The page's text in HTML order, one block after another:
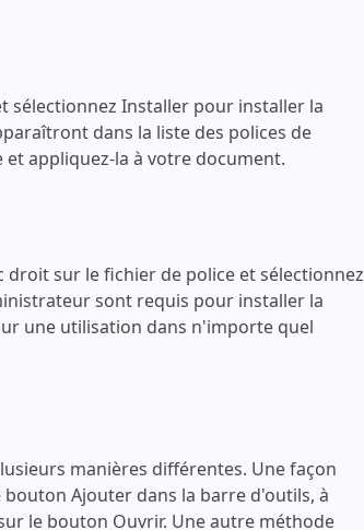
sélectionnez Installer pour installer la
dans la liste des polices de
appliquez-la à votre document.
sur le fichier de police et sélectionnez
sont requis pour installer la
une utilisation dans n'importe quel
manières différentes. Une façon
Ajouter dans la barre d'outils, à
le bouton Ouvrir. Une autre méthode